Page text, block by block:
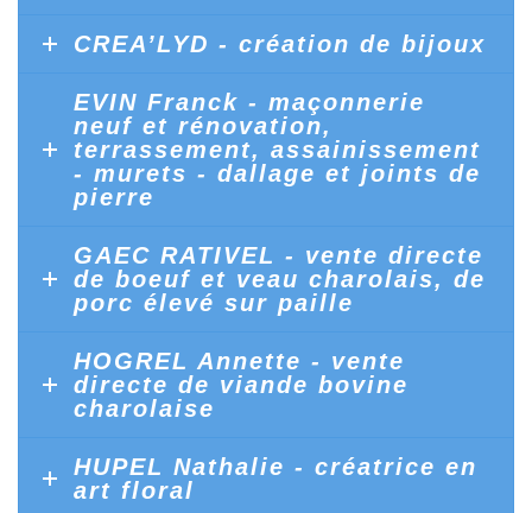
CREA’LYD - création de bijoux
EVIN Franck - maçonnerie
neuf et rénovation,
terrassement, assainissement
- murets - dallage et joints de
pierre
GAEC RATIVEL - vente directe
de boeuf et veau charolais, de
porc élevé sur paille
HOGREL Annette - vente
directe de viande bovine
charolaise
HUPEL Nathalie - créatrice en
art floral